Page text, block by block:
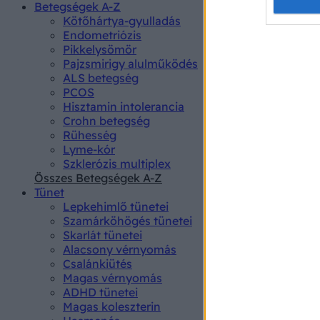
Betegségek A-Z
Kötőhártya-gyulladás
Endometriózis
Pikkelysömör
Pajzsmirigy alulműködés
ALS betegség
PCOS
Hisztamin intolerancia
Crohn betegség
Rühesség
Lyme-kór
Szklerózis multiplex
Összes Betegségek A-Z
Tünet
Lepkehimlő tünetei
Szamárköhögés tünetei
Skarlát tünetei
Alacsony vérnyomás
Csalánkiütés
Magas vérnyomás
ADHD tünetei
Magas koleszterin